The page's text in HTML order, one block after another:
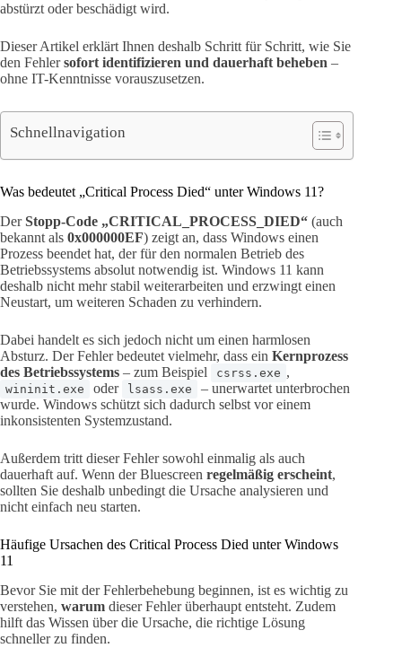
abstürzt oder beschädigt wird.
Dieser Artikel erklärt Ihnen deshalb Schritt für Schritt, wie Sie
den Fehlersofort identifizieren und dauerhaft beheben –
ohne IT-Kenntnisse vorauszusetzen.
Schnellnavigation
Was bedeutet „Critical Process Died“ unter Windows 11?
DerStopp-Code „CRITICAL_PROCESS_DIED“ (auch
bekannt als 0x000000EF) zeigt an, dass Windows einen
Prozess beendet hat, der für den normalen Betrieb des
Betriebssystems absolut notwendig ist. Windows 11 kann
deshalb nicht mehr stabil weiterarbeiten und erzwingt einen
Neustart, um weiteren Schaden zu verhindern.
Dabei handelt es sich jedoch nicht um einen harmlosen
Absturz. Der Fehler bedeutet vielmehr, dass ein Kernprozess
des Betriebssystems – zum Beispiel csrss.exe ,
wininit.exe oder lsass.exe
– unerwartet unterbrochen
wurde. Windows schützt sich dadurch selbst vor einem
inkonsistenten Systemzustand.
Außerdem tritt dieser Fehler sowohl einmalig als auch
dauerhaft auf. Wenn der Bluescreen regelmäßig erscheint,
sollten Sie deshalb unbedingt die Ursache analysieren und
nicht einfach neu starten.
Häufige Ursachen des Critical Process Died unter Windows
11
Bevor Sie mit der Fehlerbehebung beginnen, ist es wichtig zu
verstehen, warum dieser Fehler überhaupt entsteht. Zudem
hilft das Wissen über die Ursache, die richtige Lösung
schneller zu finden.